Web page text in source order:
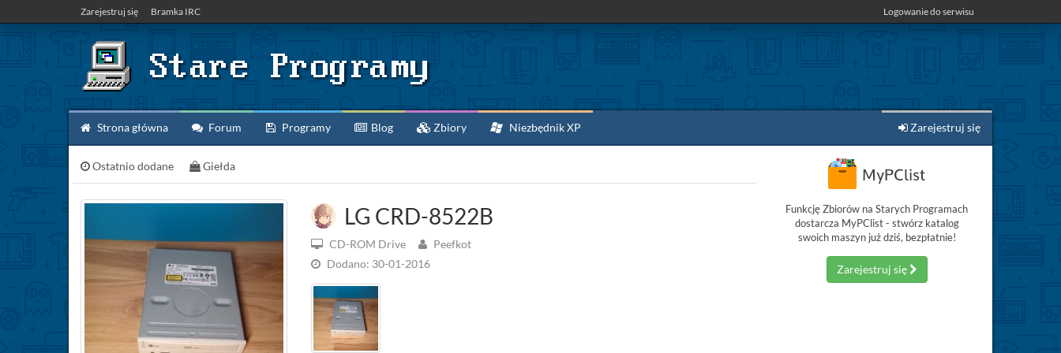
Zarejestruj się Bramka IRC Logowanie do serwisu
Strona główna Forum Programy Blog Zbiory Niezbędnik XP Zarejestruj się
Ostatnio dodane Giełda
LG CRD-8522B
CD-ROM Drive
Peefkot
Dodano: 30-01-2016
Funkcję Zbiorów na Starych Programach
dostarcza MyPClist - stwórz katalog
swoich maszyn już dziś, bezpłatnie!
Zarejestruj się